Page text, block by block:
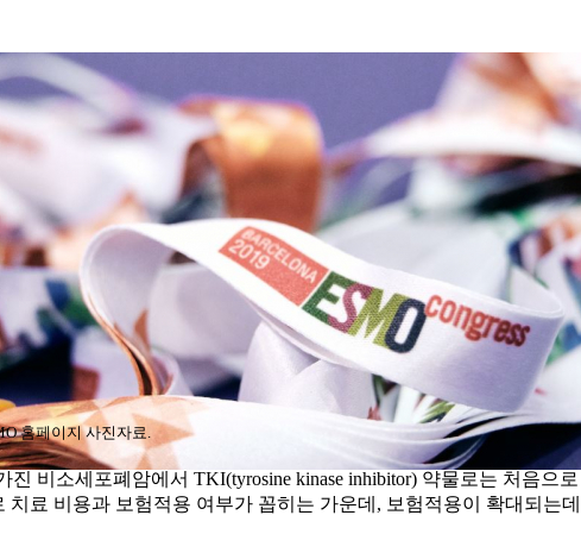
홈페이지 사진자료.
비소세포폐암에서 TKI(tyrosine kinase inhibitor) 약물로는 처음으
료 비용과 보험적용 여부가 꼽히는 가운데, 보험적용이 확대되는